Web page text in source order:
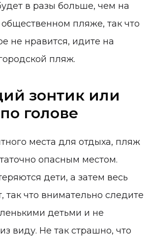
в разы больше, чем на
пляже, так что
не нравится, идите на
пляж.
зонтик или
голове
места для отдыха, пляж
опасным местом.
дети, а затем весь
так что внимательно следите
детьми и не
виду. Не так страшно, что